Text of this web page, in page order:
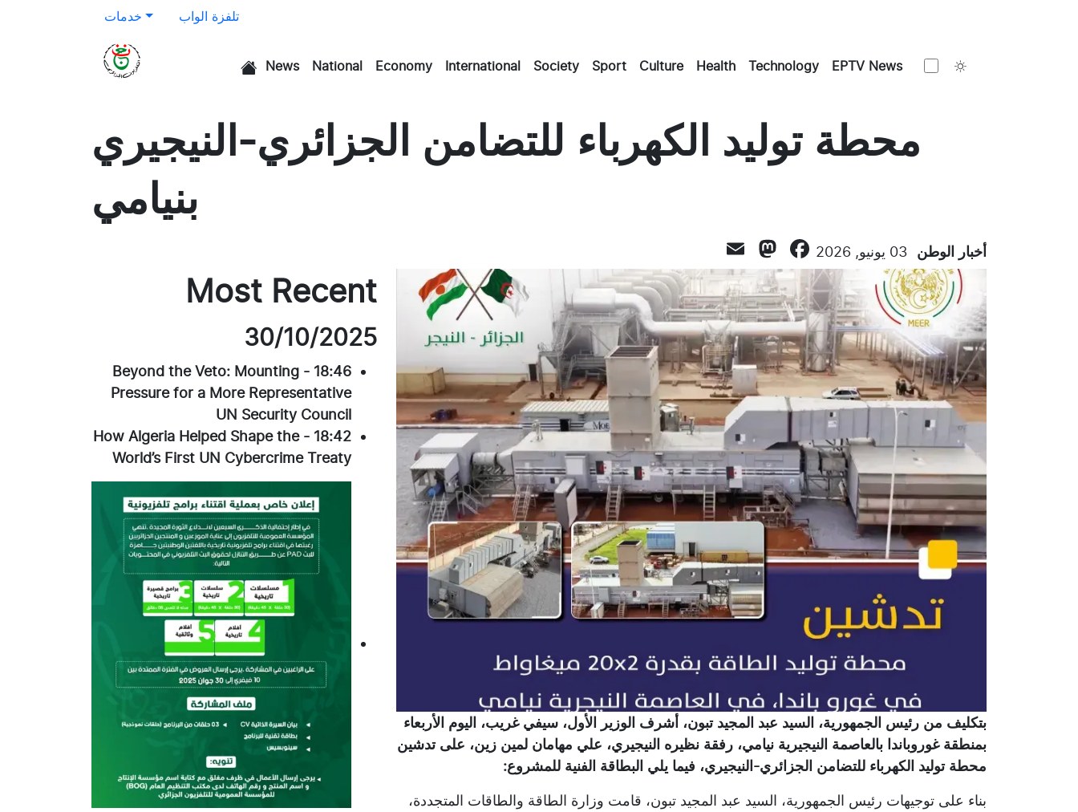
خدمات تلفزة الواب
News National Economy International Society Sport Culture Health Technology EPTV News
محطة توليد الكهرباء للتضامن الجزائري-النيجيري
بنيامي
أخبار الوطن 03 يونيو, 2026 Facebook
Mastodon
بتكليف من رئيس الجمهورية، السيد عبد المجيد تبون، أشرف الوزير الأول، سيفي غريب، اليوم الأربعاء
بمنطقة غوروباندا بالعاصمة النيجيرية نيامي، رفقة نظيره النيجيري، علي مهامان لمين زين، على تدشين
محطة توليد الكهرباء للتضامن الجزائري-النيجيري، فيما يلي البطاقة الفنية للمشروع:
بناء على توجيهات رئيس الجمهورية، السيد عبد المجيد تبون، قامت وزارة الطاقة والطاقات المتجددة،
Most Recent
30/10/2025
18:46
-
Beyond the Veto: Mounting
Pressure for a More Representative
UN Security Council
18:42
-
How Algeria Helped Shape the
World’s First UN Cybercrime Treaty